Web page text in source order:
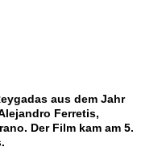
aus dem Jahr
Ferretis,
Der Film kam am 5.